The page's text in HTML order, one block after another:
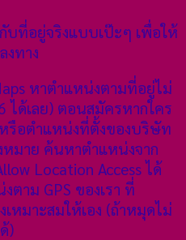
บที่อยู่จริงแบบเป๊ะๆ เพื่อให้
งทาง
หาตำแหน่งตามที่อยู่ไม่
ได้เลย) ตอนสมัครหากใคร
รือตำแหน่งที่ตั้งของบริษัท
หมาย ค้นหาตำแหน่งจาก
Location Access ได้
ตาม GPS ของเรา ที่
หมาะสมให้เอง (ถ้าหมุดไม่
)